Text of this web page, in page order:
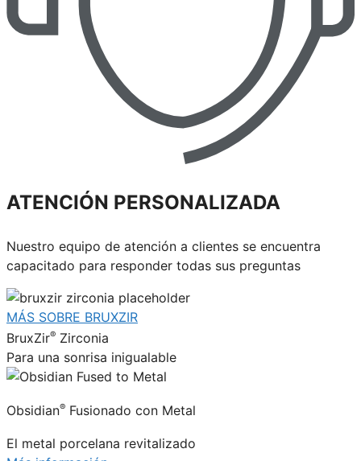
ATENCIÓN PERSONALIZADA
Nuestro equipo de atención a clientes se encuentra
capacitado para responder todas sus preguntas
MÁS SOBRE BRUXZIR
BruxZir® Zirconia
Para una sonrisa inigualable
Obsidian® Fusionado con Metal
El metal porcelana revitalizado